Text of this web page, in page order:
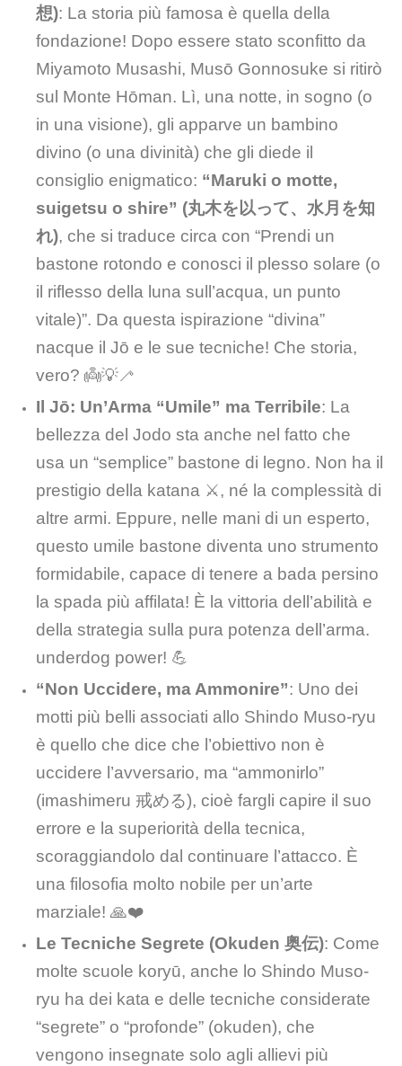
想): La storia più famosa è quella della
fondazione! Dopo essere stato sconfitto da
Miyamoto Musashi, Musō Gonnosuke si ritirò
sul Monte Hōman. Lì, una notte, in sogno (o
in una visione), gli apparve un bambino
divino (o una divinità) che gli diede il
consiglio enigmatico: “Maruki o motte,
suigetsu o shire” (丸木を以って、水月を知
れ), che si traduce circa con “Prendi un
bastone rotondo e conosci il plesso solare (o
il riflesso della luna sull’acqua, un punto
vitale)”. Da questa ispirazione “divina”
nacque il Jō e le sue tecniche! Che storia,
vero? 👼💡🦯
Il Jō: Un’Arma “Umile” ma Terribile: La
bellezza del Jodo sta anche nel fatto che
usa un “semplice” bastone di legno. Non ha il
prestigio della katana ⚔️, né la complessità di
altre armi. Eppure, nelle mani di un esperto,
questo umile bastone diventa uno strumento
formidabile, capace di tenere a bada persino
la spada più affilata! È la vittoria dell’abilità e
della strategia sulla pura potenza dell’arma.
underdog power! 💪
“Non Uccidere, ma Ammonire”: Uno dei
motti più belli associati allo Shindo Muso-ryu
è quello che dice che l’obiettivo non è
uccidere l’avversario, ma “ammonirlo”
(imashimeru 戒める), cioè fargli capire il suo
errore e la superiorità della tecnica,
scoraggiandolo dal continuare l’attacco. È
una filosofia molto nobile per un’arte
marziale! 🙏❤️
Le Tecniche Segrete (Okuden 奥伝): Come
molte scuole koryū, anche lo Shindo Muso-
ryu ha dei kata e delle tecniche considerate
“segrete” o “profonde” (okuden), che
vengono insegnate solo agli allievi più